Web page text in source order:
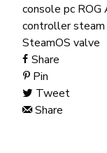
console pc ROG
controller
SteamOS valve
Share
Pin
Tweet
Share